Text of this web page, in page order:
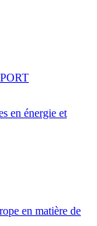
en énergie et
en matière de